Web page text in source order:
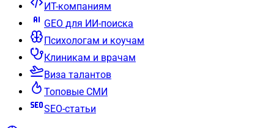
ИТ-компаниям
GEO для ИИ-поиска
Психологам и коучам
Клиникам и врачам
Виза талантов
Топовые СМИ
SEO-статьи